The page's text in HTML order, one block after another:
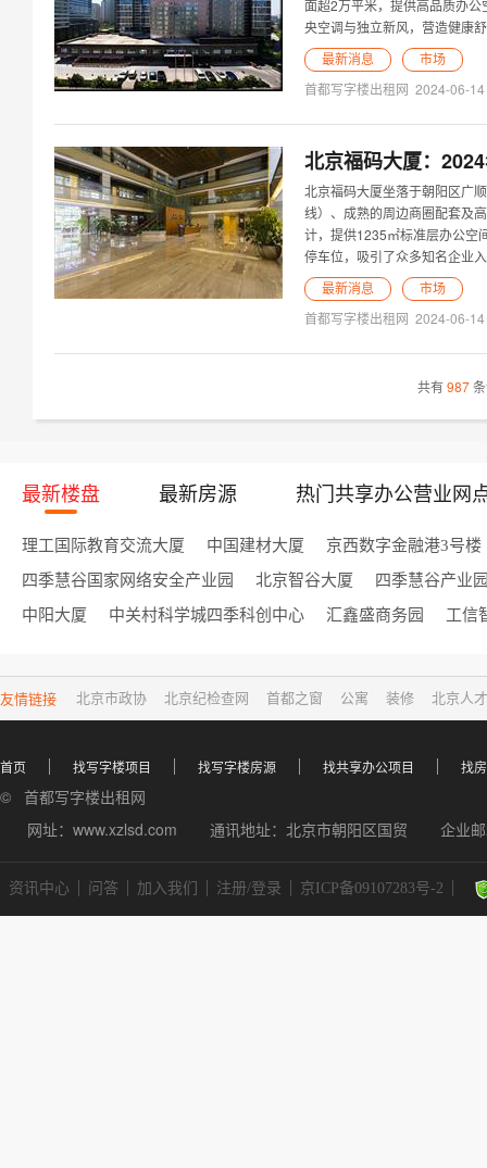
面超2万平米，提供高品质办
央空调与独立新风，营造健康
最新消息 市场
首都写字楼出租网 2024-06-
北京福码大厦：
北京福码大厦坐落于朝阳区广
线）、成熟的周边商圈配套及
计，提供1235㎡标准层办公空
停车位，吸引了众多知名企业
最新消息 市场
首都写字楼出租网 2024-06-
共有987
最新楼盘 最新房源 热门共享办公营业网
理工国际教育交流大厦 中国建材大厦
京西数字金融港3号楼
四季慧谷国家网络安全产业园
北京智谷大厦
四季慧谷产业
中阳大厦
中关村科学城四季科创中心 汇鑫盛商务园 工信
友情链接 北京市政协 北京纪检查网 首都之窗 公寓 装修 北京人
首页 找写字楼项目 找写字楼房源 找共享办公项目 找
© 首都写字楼出租网
网址：www.xzlsd.com
通讯地址：北京市朝阳区国贸 企业
资讯中心 问答 加入我们 注册/登录 京ICP备09107283号-2